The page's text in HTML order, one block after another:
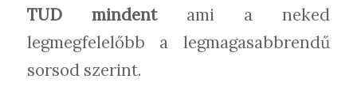
TUD mindentami a neked
legmegfelelőbb a legmagasabbrendű
sorsod szerint.